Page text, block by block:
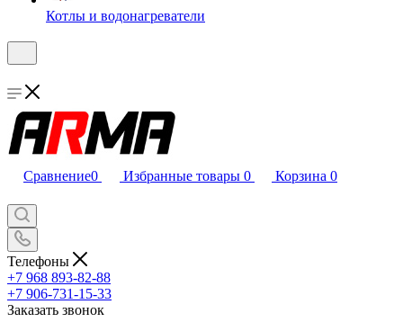
Котлы и водонагреватели
Сравнение0 Избранные товары 0 Корзина 0
Телефоны
+7 968 893-82-88
+7 906-731-15-33
Заказать звонок